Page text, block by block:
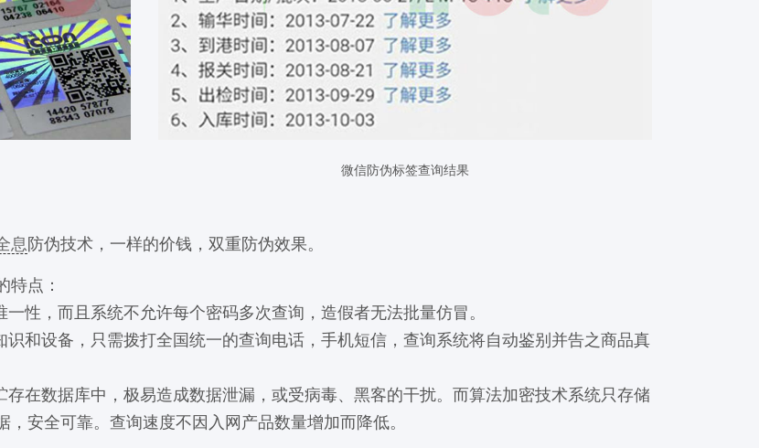
微信防伪标签查询结果
息 防伪技术，一样的价钱，双重防伪效果。
点：
，而且系统不允许每个密码多次查询，造假者无法批量仿冒。
设备，只需拨打全国统一的查询电话，手机短信，查询系统将自动鉴别并告之商品真
数据库中，极易造成数据泄漏，或受病毒、黑客的干扰。而算法加密技术系统只存储
安全可靠。查询速度不因入网产品数量增加而降低。